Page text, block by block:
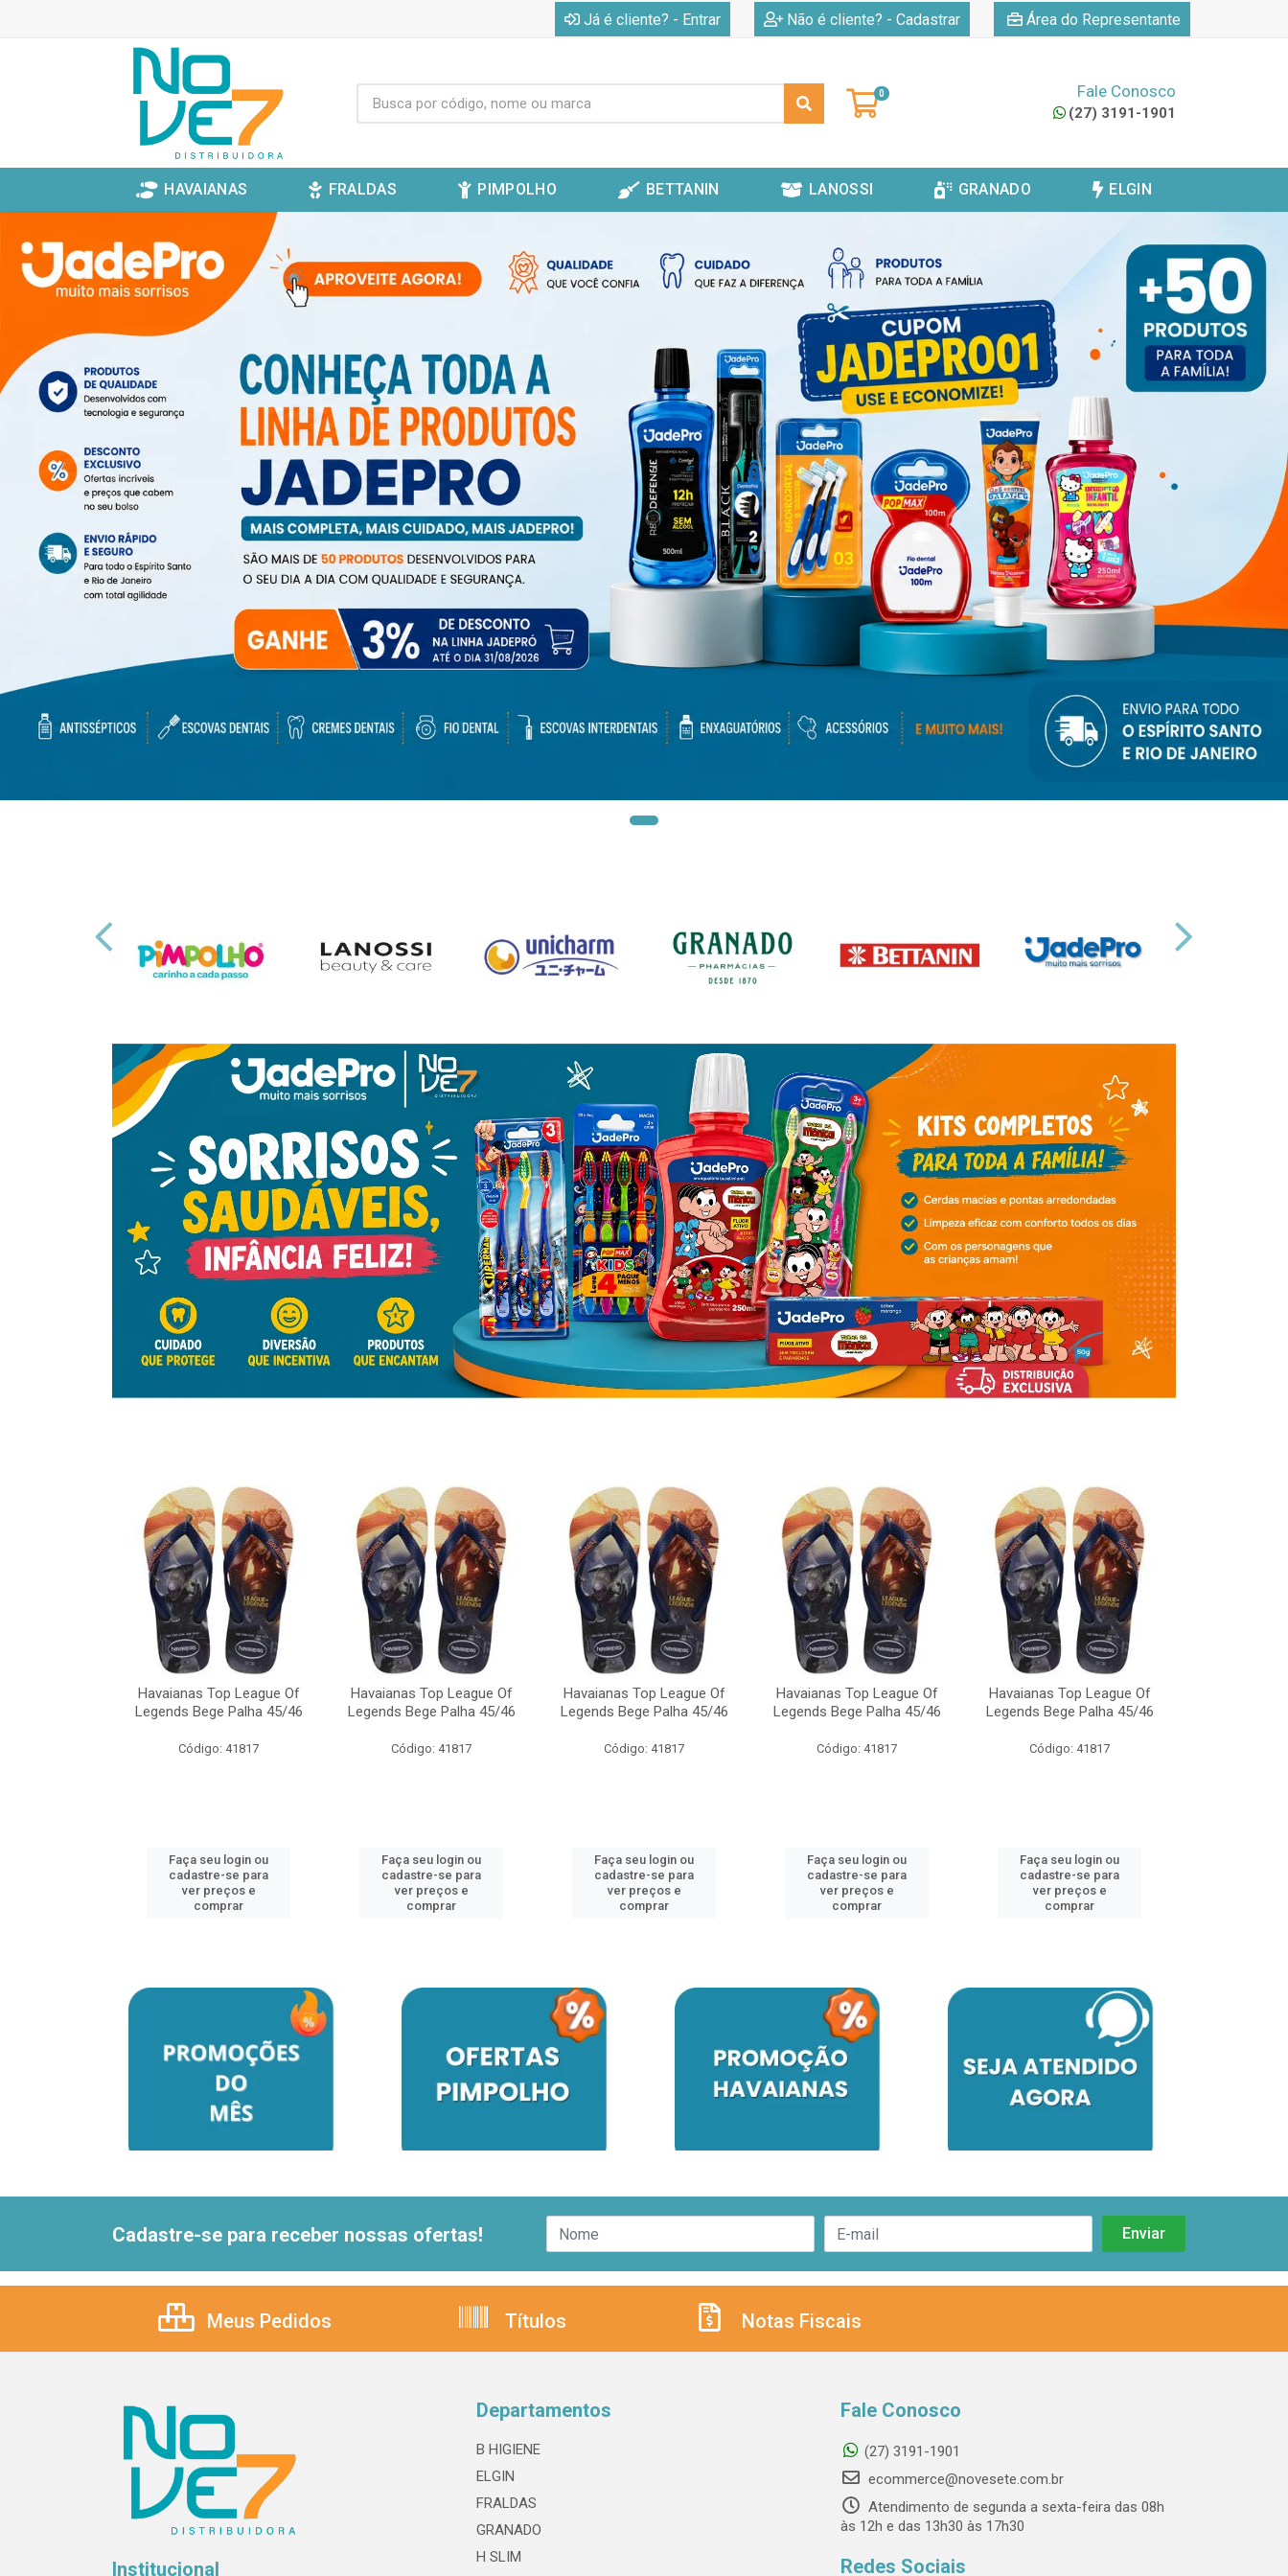
Já é cliente? - Entrar Não é cliente? - Cadastrar Área do Representante
0 Fale Conosco
(27) 3191-1901
HAVAIANAS FRALDAS PIMPOLHO BETTANIN LANOSSI GRANADO ELGIN
Havaianas Top League Of
Legends Bege Palha 45/46
Código: 41817
Faça seu login ou
cadastre-se para
ver preços e
comprar
Havaianas Top League Of
Legends Bege Palha 45/46
Código: 41817
Faça seu login ou
cadastre-se para
ver preços e
comprar
Havaianas Top League Of
Legends Bege Palha 45/46
Código: 41817
Faça seu login ou
cadastre-se para
ver preços e
comprar
Havaianas Top League Of
Legends Bege Palha 45/46
Código: 41817
Faça seu login ou
cadastre-se para
ver preços e
comprar
Havaianas Top League Of
Legends Bege Palha 45/46
Código: 41817
Faça seu login ou
cadastre-se para
ver preços e
comprar
Cadastre-se para receber nossas ofertas!
Meus Pedidos Títulos Notas Fiscais
Institucional
Departamentos
B HIGIENE
ELGIN
FRALDAS
GRANADO
H SLIM
Fale Conosco
(27) 3191-1901
ecommerce@novesete.com.br
Atendimento de segunda a sexta-feira das 08h
às 12h e das 13h30 às 17h30
Redes Sociais